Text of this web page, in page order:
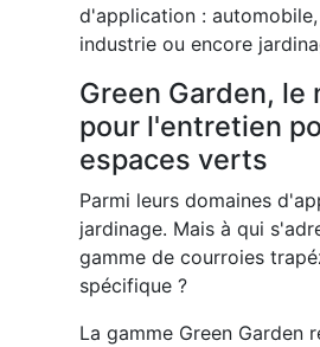
d'application :
industrie ou encore
Green Garden, le
pour l'entretien
espaces verts
Parmi leurs domaines
jardinage. Mais à qui
gamme de courroies
spécifique ?
La gamme Green Garden